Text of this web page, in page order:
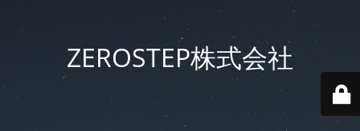
ZEROSTEP株式会社